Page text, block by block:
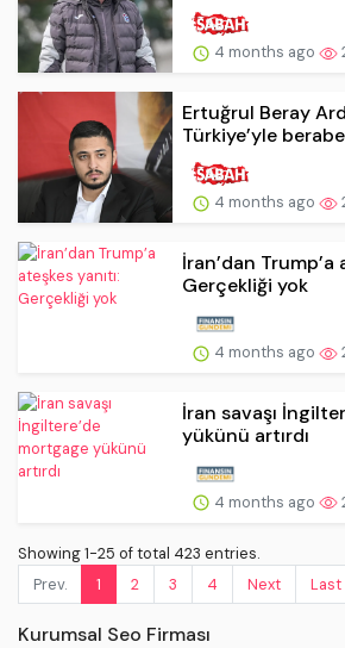
4 months ago
Ertuğrul Beray
Türkiye’yle
4 months ago
İran’dan Trump’a
Gerçekliği yok
4 months ago
İran savaşı
yükünü artırdı
4 months ago
Showing 1-25 of total 423 entries.
Prev.
1 2 3 4 Next Last
Kurumsal Seo Firması